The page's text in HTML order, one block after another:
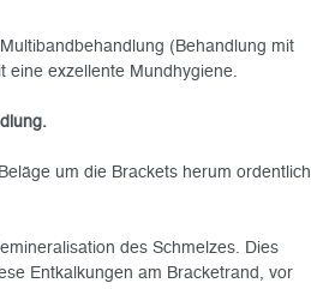
(Behandlung mit
eine exzellente Mundhygiene.
um die Brackets herum ordentlich
des Schmelzes. Dies
Entkalkungen am Bracketrand, vor